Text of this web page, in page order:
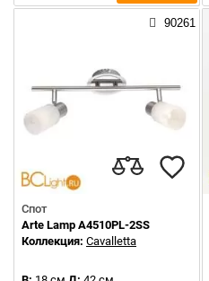
90261
Спот
Arte Lamp A4510PL-2SS
Коллекция: Cavalletta